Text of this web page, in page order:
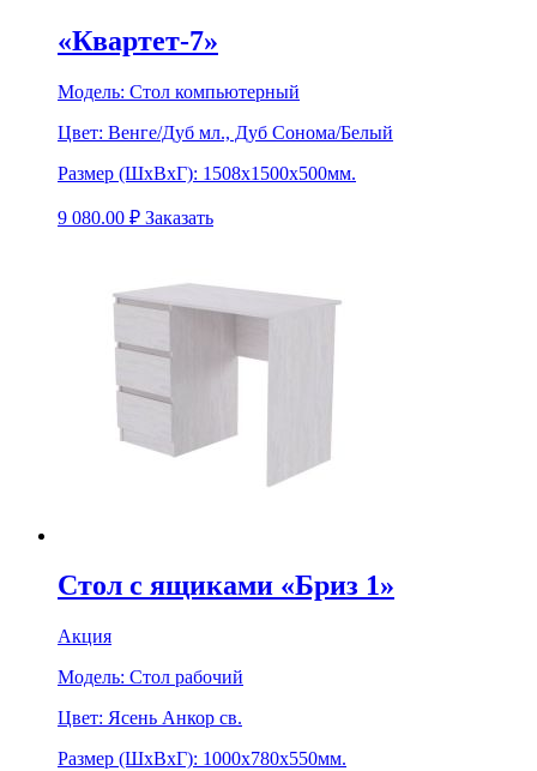
«Квартет-7»
Модель: Стол компьютерный
Цвет: Венге/Дуб мл., Дуб Сонома/Белый
Размер (ШхВхГ): 1508х1500х500мм.
9 080.00 ₽ Заказать
Стол с ящиками «Бриз 1»
Акция
Модель: Стол рабочий
Цвет: Ясень Анкор св.
Размер (ШхВхГ): 1000х780х550мм.